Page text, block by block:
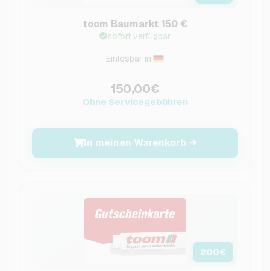
toom Baumarkt 150 €
sofort verfügbar
Einlösbar in:
150,00€
Ohne Servicegebühren
In meinen Warenkorb
200€